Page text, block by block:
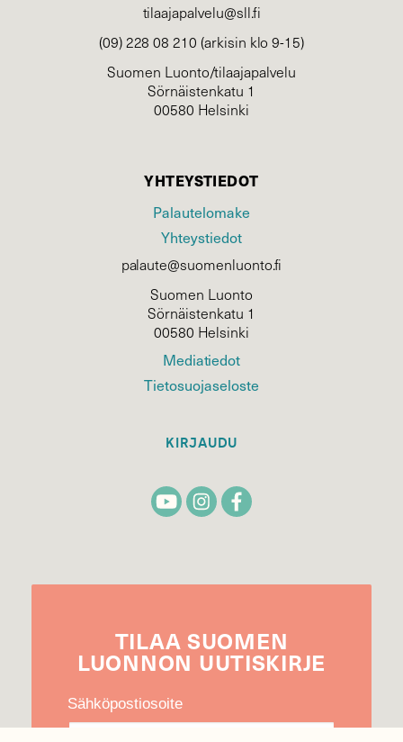
tilaajapalvelu@sll.fi
(09) 228 08 210 (arkisin klo 9-15)
Suomen Luonto/tilaajapalvelu
Sörnäistenkatu 1
00580 Helsinki
YHTEYSTIEDOT
Palautelomake
Yhteystiedot
palaute@suomenluonto.fi
Suomen Luonto
Sörnäistenkatu 1
00580 Helsinki
Mediatiedot
Tietosuojaseloste
KIRJAUDU
TILAA SUOMEN
LUONNON UUTIS­KIRJE
Sähköpostiosoite